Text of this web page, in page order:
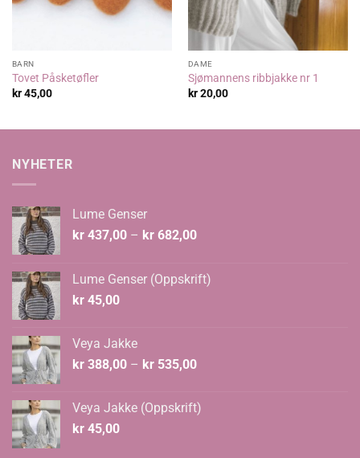
BARN
Tovet Påsketøfler
kr45,00
DAME
Sjømannens ribbjakke nr 1
kr20,00
NYHETER
Lume Genser
kr 437,00 – kr 682,00Prisområde:
kr 682,00
Lume Genser (Oppskrift)
kr 45,00
Veya Jakke
kr 388,00 – kr 535,00Prisområde:
kr 535,00
Veya Jakke (Oppskrift)
kr 45,00